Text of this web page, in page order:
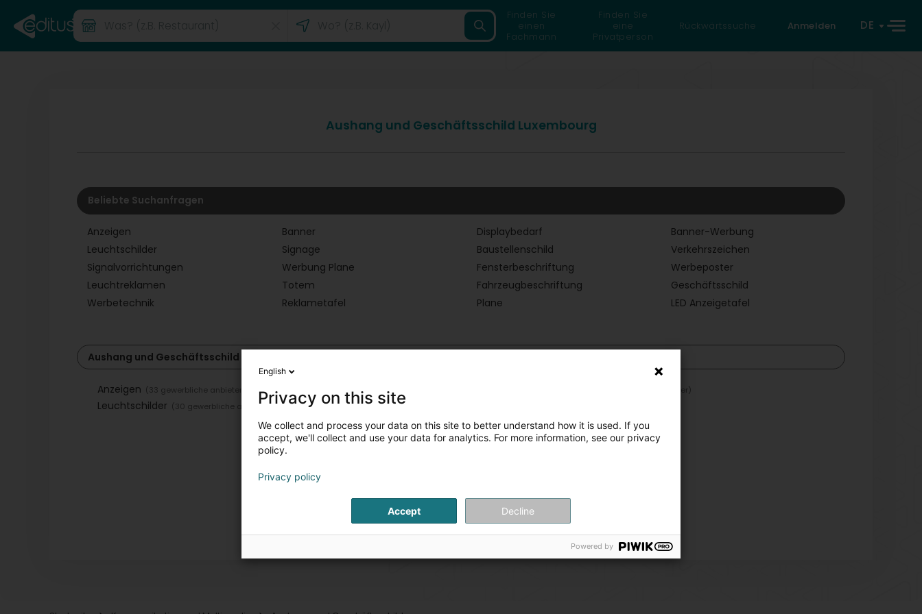
Finden Sie
einen
Fachmann
Finden Sie
eine
Privatperson
Rückwärtssuche Anmelden DE
Aushang und Geschäftsschild Luxembourg
Beliebte Suchanfragen
Anzeigen
Leuchtschilder
Signalvorrichtungen
Leuchtreklamen
Werbetechnik
Banner
Signage
Werbung Plane
Totem
Reklametafel
Displaybedarf
Baustellenschild
Fensterbeschriftung
Fahrzeugbeschriftung
Plane
Banner-Werbung
Verkehrszeichen
Werbeposter
Geschäftsschild
LED Anzeigetafel
Aushang und Geschäftsschild
Anzeigen (33 gewerbliche anbieter)
Leuchtschilder (30 gewerbliche anbieter)
(36 gewerbliche anbieter)
English
Privacy on this site
We collect and process your data on this site to better understand how it is used. If you
accept, we'll collect and use your data for analytics. For more information, see our privacy
policy.
Privacy policy
Accept Decline
Powered by